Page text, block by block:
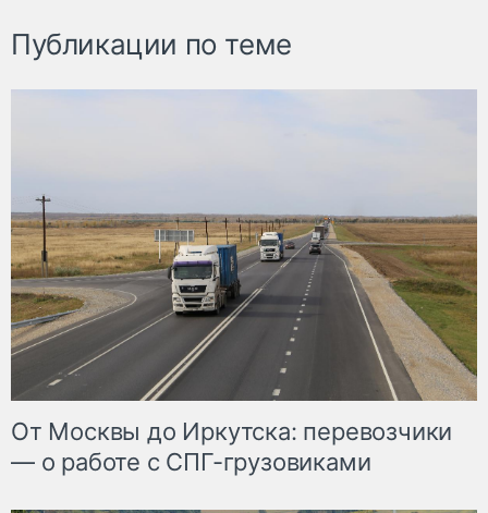
Публикации по теме
От Москвы до Иркутска: перевозчики
— о работе с СПГ-грузовиками